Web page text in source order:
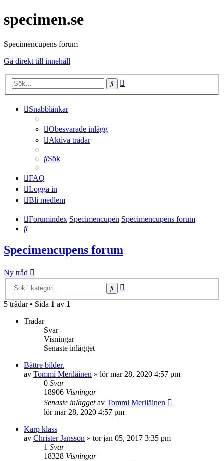
specimen.se
Specimencupens forum
Gå direkt till innehåll
Sök
Snabblänkar
Obesvarade inlägg
Aktiva trådar
Sök
FAQ
Logga in
Bli medlem
Forumindex Specimencupen Specimencupens forum
Sök
Specimencupens forum
Ny tråd
Sök
5 trådar • Sida 1 av 1
Trådar
Svar
Visningar
Senaste inlägget
Bättre bilder.
av Tommi Meriläinen » lör mar 28, 2020 4:57 pm
0 Svar
18906 Visningar
Senaste inläggetav Tommi Meriläinen
lör mar 28, 2020 4:57 pm
Karp klass
av Christer Jansson » tor jan 05, 2017 3:35 pm
1 Svar
18328 Visningar